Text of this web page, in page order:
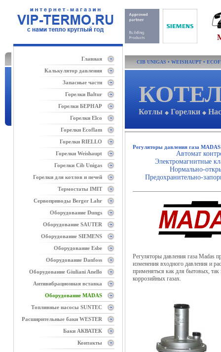
Главная
Калькулятор давления
Запасные части
Горелки Baltur
Горелки БЕРНАР
Горелки Elco
Горелки Ecoflam
Горелки RIELLO
Горелки Weishaupt
Горелки Cib Unigas
Горелки для котлов и печей
Термостаты IMIT
Сервоприводы Berger Lahr
Оборудование Dungs
Оборудование SAUTER
Оборудование SIEMENS
Оборудование Esbe
Оборудование Danfoss
Оборудование Giuliani Anello
Антивибрационная вставка
Оборудование MADAS
Топливные насосы SUNTEC
Расширительные баки WESTER
Баки АКВАТЕК
Контакты
CIB UNIGAS • WEISHAUPT •
Котлы ◆ Горелки ◆
Регуляторы давления газа MADAS
Автомат
Электромагнитные
Нормально-
Предохранительно-
Регуляторы давления газа Madas
изменения входного давления и
применяться как для бытовых,
коррозийных газах.